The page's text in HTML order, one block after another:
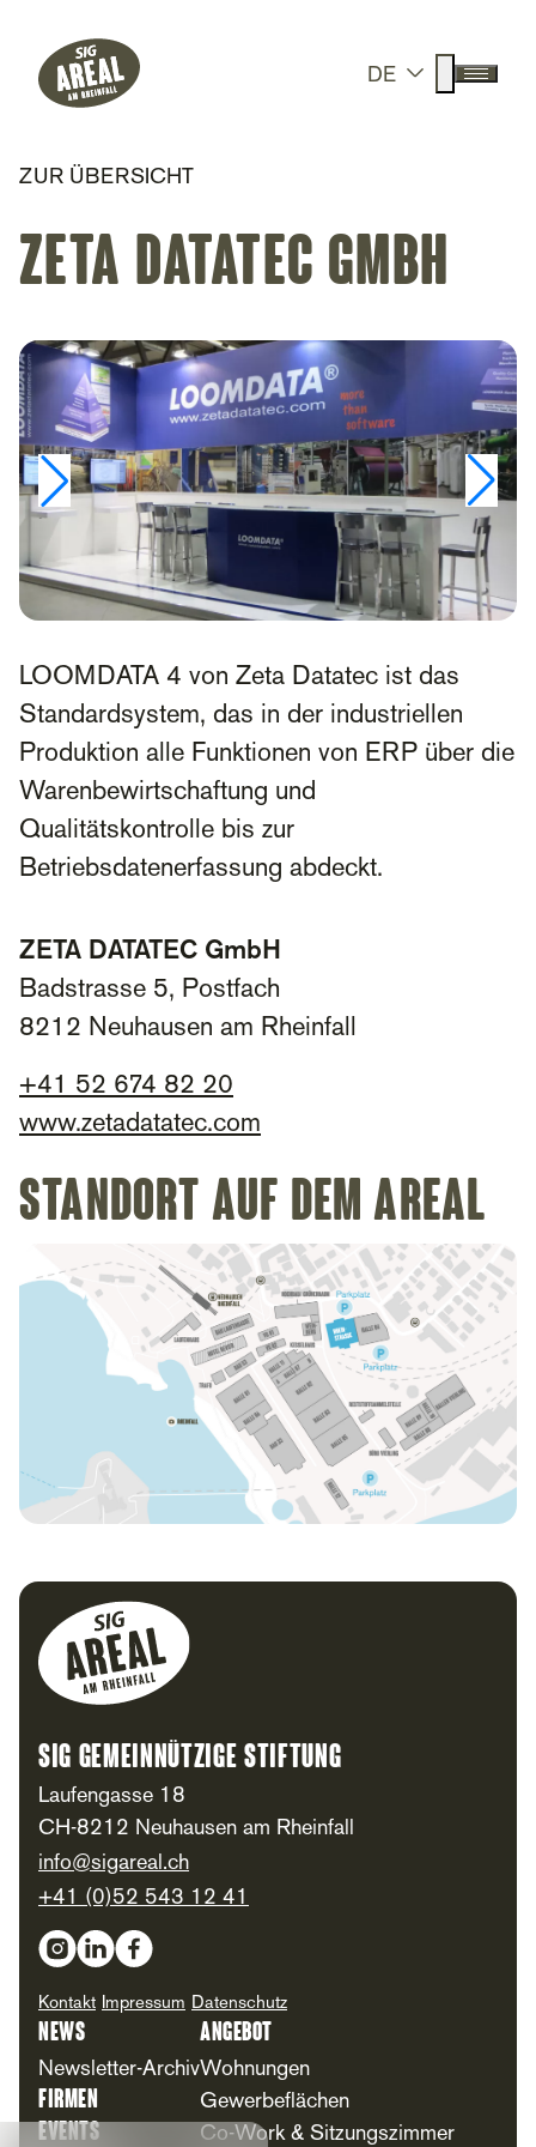
Header
SIG Gemeinnützige Stiftung
DE
Suche
Menü
Hauptnavigation
ZUR ÜBERSICHT
ZETA DATATEC GmbH
LOOMDATA 4 von Zeta Datatec ist das
Standardsystem, das in der industriellen
Produktion alle Funktionen von ERP über die
Warenbewirtschaftung und
Qualitätskontrolle bis zur
Betriebsdatenerfassung abdeckt.
ZETA DATATEC GmbH
Badstrasse 5, Postfach
8212 Neuhausen am Rheinfall
+41 52 674 82 20
www.zetadatatec.com
Standort auf dem Areal
SIG Gemeinnützige Stiftung
Laufengasse 18
CH-8212 Neuhausen am Rheinfall
info@sigareal.ch
+41 (0)52 543 12 41
Social Media
Kontakt Impressum Datenschutz
News
Newsletter-Archiv
Firmen
Events
Angebot
Wohnungen
Gewerbeflächen
Co-Work & Sitzungszimmer